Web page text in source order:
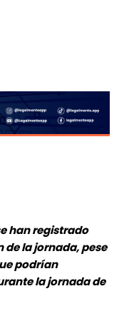
han registrado
la jornada, pese
podrían
la jornada de